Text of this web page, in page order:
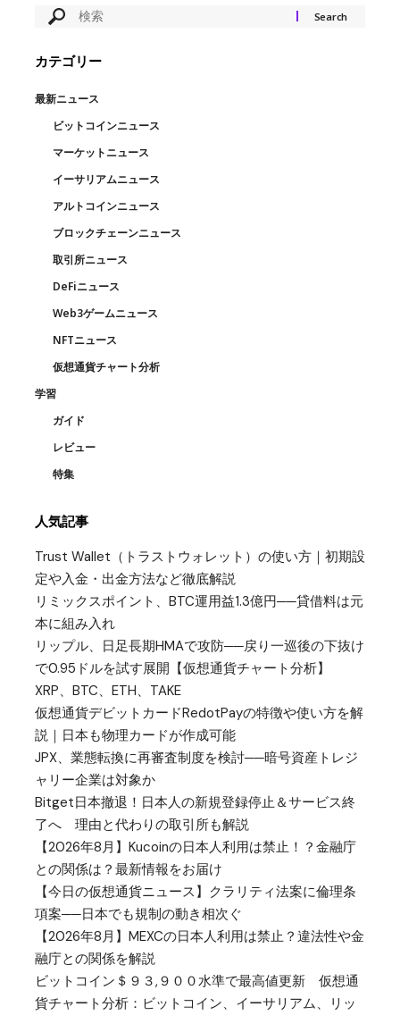
カテゴリー
最新ニュース
ビットコインニュース
マーケットニュース
イーサリアムニュース
アルトコインニュース
ブロックチェーンニュース
取引所ニュース
DeFiニュース
Web3ゲームニュース
NFTニュース
仮想通貨チャート分析
学習
ガイド
レビュー
特集
人気記事
Trust Wallet（トラストウォレット）の使い方｜初期設
定や入金・出金方法など徹底解説
リミックスポイント、BTC運用益1.3億円──貸借料は元
本に組み入れ
リップル、日足長期HMAで攻防──戻り一巡後の下抜け
で0.95ドルを試す展開【仮想通貨チャート分析】
XRP、BTC、ETH、TAKE
仮想通貨デビットカードRedotPayの特徴や使い方を解
説｜日本も物理カードが作成可能
JPX、業態転換に再審査制度を検討──暗号資産トレジ
ャリー企業は対象か
Bitget日本撤退！日本人の新規登録停止＆サービス終
了へ 理由と代わりの取引所も解説
【2026年8月】Kucoinの日本人利用は禁止！？金融庁
との関係は？最新情報をお届け
【今日の仮想通貨ニュース】クラリティ法案に倫理条
項案──日本でも規制の動き相次ぐ
【2026年8月】MEXCの日本人利用は禁止？違法性や金
融庁との関係を解説
ビットコイン＄９３,９００水準で最高値更新 仮想通
貨チャート分析：ビットコイン、イーサリアム、リッ